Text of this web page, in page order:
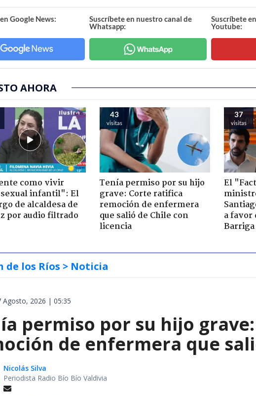
Google News:
Suscríbete en nuestro canal de
Whatsapp:
Suscríbete
Youtube:
AHORA
como vivir
sexual infantil": El
de alcaldesa de
por audio filtrado
43
visitas
Tenía permiso por su hijo
grave: Corte ratifica
remoción de enfermera
que salió de Chile con
licencia
37
visitas
El
a favor
Barriga
de los Ríos > Noticia
Agosto, 2026 | 05:35
permiso por su hijo
de enfermera que
Nicolás Silva
Periodista Radio Bío Bío Valdivia